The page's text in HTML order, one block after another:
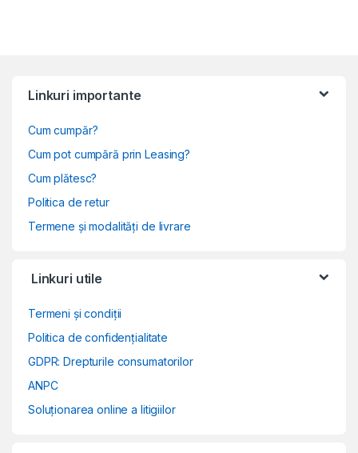
Linkuri importante
Cum cumpăr?
Cum pot cumpără prin Leasing?
Cum plătesc?
Politica de retur
Termene și modalități de livrare
Linkuri utile
Termeni și condiții
Politica de confidențialitate
GDPR: Drepturile consumatorilor
ANPC
Soluționarea online a litigiilor